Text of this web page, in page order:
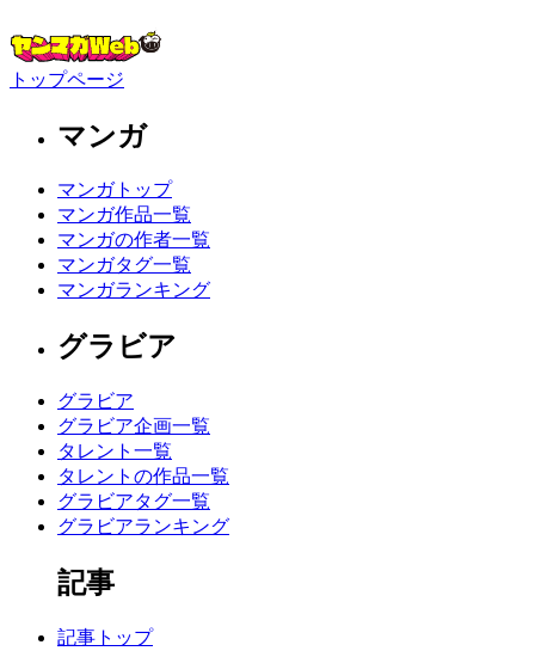
トップページ
マンガ
マンガトップ
マンガ作品一覧
マンガの作者一覧
マンガタグ一覧
マンガランキング
グラビア
グラビア
グラビア企画一覧
タレント一覧
タレントの作品一覧
グラビアタグ一覧
グラビアランキング
記事
記事トップ